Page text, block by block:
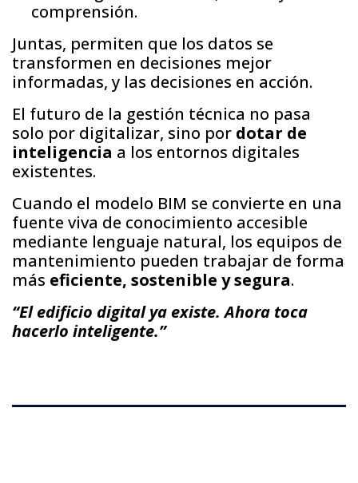
comprensión.
Juntas, permiten que los datos se
transformen en decisiones mejor
informadas, y las decisiones en acción.
El futuro de la gestión técnica no pasa
solo por digitalizar, sino por dotar de
inteligencia a los entornos digitales
existentes.
Cuando el modelo BIM se convierte en una
fuente viva de conocimiento accesible
mediante lenguaje natural, los equipos de
mantenimiento pueden trabajar de forma
más eficiente, sostenible y segura.
“El edificio digital ya existe. Ahora toca
hacerlo inteligente.”